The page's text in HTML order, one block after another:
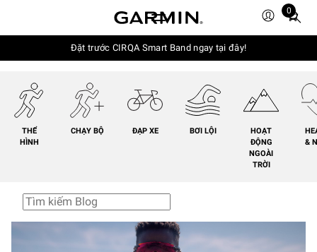
0
Total
cart:
Đặt trước CIRQA Smart Band ngay tại đây!
THỂ
HÌNH
CHẠY BỘ ĐẠP XE BƠI LỘI
HOẠT
ĐỘNG
NGOÀI
TRỜI
&